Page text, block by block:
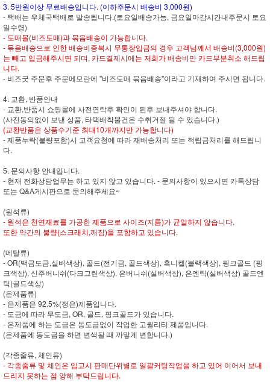
3. 5만원이상 무료배송입니다. (이하주문시 배송비 3,000원)
- 택배는 우체국택배로 발송됩니다.(토요일배송가능, 금요일마감시간내주문시 토요
일수령)
- 도매몰(비즈도매)과 묶음배송이 가능합니다.
- 묶음배송으로 인한 배송비중복시 무통장입금의 경우 고객님께서 배송비(3,000원)
는 빼고 입금해주시면 되며, 카드결제시에는 저희가 배송비만 카드부분취소 해드립
니다.
- 비즈굿 주문후 주문메모란에 "비즈도매 묶음배송"이라고 기재하여 주시면 됩니다.
4. 교환, 반품안내
- 교환,반품시 쇼핑몰에 사전연락후 확인이 된후 보내주셔야 합니다.
(사전동의없이 보낸 상품, 타택배착불건은 수취거절 될 수 있습니다.)
(교환반품은 상품수기준 최대10개까지만 가능합니다)
- 제품누락(불량포함)시 고객요청에 따라 재배송처리 또는 적립금처리를 해드립니
다.
5. 문의사항 안내입니다.
- 현재 전화상담업무는 하고 있지 않고 있습니다. - 문의사항이 있으시면 카톡상담
또는 Q&A게시판으로 문의해주세요~
(원석류)
- 원석은 천연재료를 가공한 제품으로 사이즈(지름)가 균일하지 않습니다.
또한 약간의 불량(스크래치,깨짐)을 포함하고 있습니다.
(메탈류)
- OR(백금도금,실버색상), 골드(전기금, 골드색상), 흑니켈(블랙색상), 핑크골드 (핑
크색상), 신주버니쉬(다크그린색상), 은버니쉬(실버색상), 은엔틱(실버색상) 골드엔
틱(골드색상)
(은제품류)
- 은제품은 92.5%(정은)제품입니다.
- 도금에 따라 무도금, OR, 골드, 핑크골드가 있습니다.
- 은제품에 하는 도금은 동도금없이 작업한 고퀄리티 제품입니다.
(은제품에 동도금을 하면 변색될 때 까맣게 변합니다.)
(각종줄류, 체인류)
- 각종줄류 및 체인은 입고시 판매단위별로 일괄커팅작업을 하고 있어 이어서 보내
드리지 못하는 점 양해 부탁드립니다.